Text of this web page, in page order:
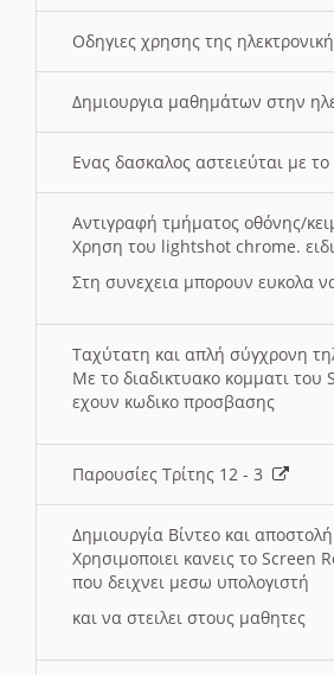
Οδηγιες χρησης της
Δημιουργια μαθημάτων στην
Ενας δασκαλος αστειεύται με
Αντιγραφή τμήματος οθόνης/
Χρηση του lightshot chrome.
Στη συνεχεια μπορουν ευκολα
Ταχύτατη και απλή σύγχρονη
Με το διαδικτυακο κομματι
εχουν κωδικο προσβασης
Παρουσίες Τρίτης 12 - 3
Δημιουργία Βίντεο και
Χρησιμοποιει κανεις το Screen
που δειχνει μεσω υπολογιστή
και να στειλει στους μαθητες